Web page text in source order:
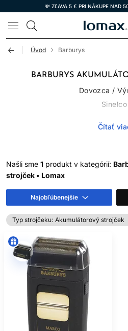
💸 ZĽAVA 5 € PRI NÁKUPE NAD
LOMAX
Úvod Barburys
BARBURYS
Dovozca /
Sinelco
9600 Ronse,
Čítať
Našli sme 1 produkt v kategórií:
strojček • Lomax
Najobľúbenejšie
Typ strojčeku: Akumulátorový strojček